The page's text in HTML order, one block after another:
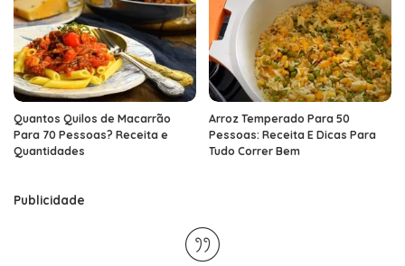
Quantos Quilos de Macarrão
Para 70 Pessoas? Receita e
Quantidades
Arroz Temperado Para 50
Pessoas: Receita E Dicas Para
Tudo Correr Bem
Publicidade